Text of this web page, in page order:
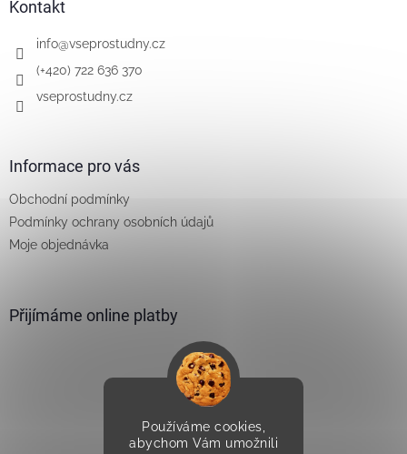
Používáme cookies,
abychom Vám umožnili
Kontakt
info@vseprostudny.cz
(+420) 722 636 370
vseprostudny.cz
Informace pro vás
Obchodní podmínky
Podmínky ochrany osobních údajů
Moje objednávka
Přijímáme online platby
Vytvořilo Studio Avocado